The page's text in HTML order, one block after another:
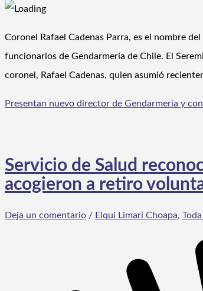
Coronel Rafael Cadenas Parra, es el nombre
funcionarios de Gendarmería de Chile. El
coronel, Rafael Cadenas, quien asumió
Presentan nuevo director de Gendarmería y
Servicio de Salud
acogieron a retiro
Deja un comentario / Elqui Limarí Choapa,